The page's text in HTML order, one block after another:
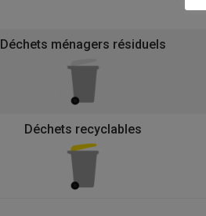
Déchets ménagers résiduels
Déchets recyclables